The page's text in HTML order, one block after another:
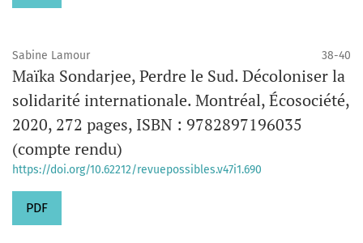
Sabine Lamour 38-40
Maïka Sondarjee, Perdre le Sud. Décoloniser la
solidarité internationale. Montréal, Écosociété,
2020, 272 pages, ISBN : 9782897196035
(compte rendu)
https://doi.org/10.62212/revuepossibles.v47i1.690
PDF